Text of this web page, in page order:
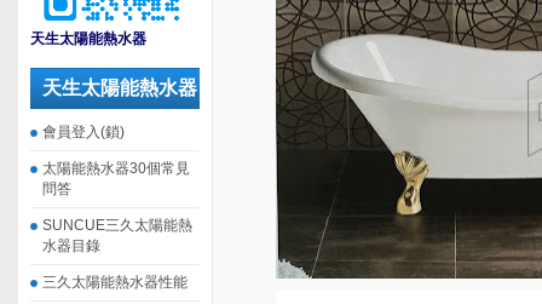
天生太陽能熱水器
天生太陽能熱水器
會員登入(鎖)
太陽能熱水器30個常見
問答
SUNCUE三久太陽能熱
水器目錄
三久太陽能熱水器性能